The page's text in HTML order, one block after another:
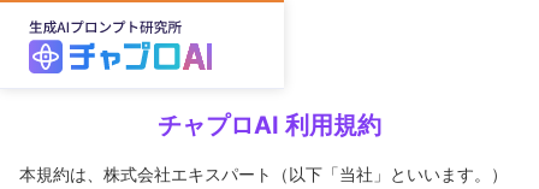
チャプロAI 利用規約
本規約は、株式会社エキスパート（以下「当社」といいます。）